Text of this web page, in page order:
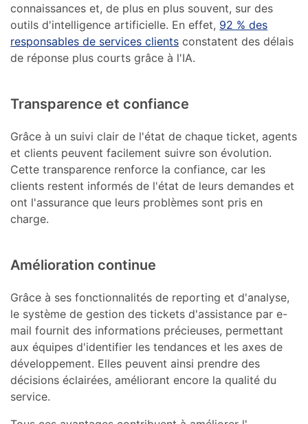
connaissances et, de plus en plus souvent, sur des
outils d'intelligence artificielle. En effet, 92 % des
responsables de services clients constatent des délais
de réponse plus courts grâce à l'IA.
Transparence et confiance
Grâce à un suivi clair de l'état de chaque ticket, agents
et clients peuvent facilement suivre son évolution.
Cette transparence renforce la confiance, car les
clients restent informés de l'état de leurs demandes et
ont l'assurance que leurs problèmes sont pris en
charge.
Amélioration continue
Grâce à ses fonctionnalités de reporting et d'analyse,
le système de gestion des tickets d'assistance par e-
mail fournit des informations précieuses, permettant
aux équipes d'identifier les tendances et les axes de
développement. Elles peuvent ainsi prendre des
décisions éclairées, améliorant encore la qualité du
service.